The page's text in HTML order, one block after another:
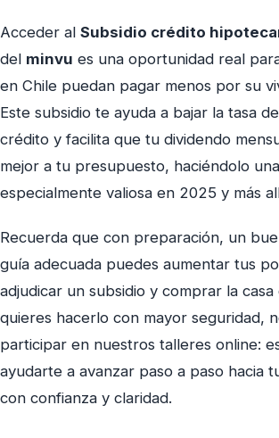
Acceder al Subsidio crédito
del minvu es una oportunidad real
en Chile puedan pagar menos por su
Este subsidio te ayuda a bajar la tasa
crédito y facilita que tu dividendo
mejor a tu presupuesto, haciéndolo
especialmente valiosa en 2025 y más
Recuerda que con preparación, un
guía adecuada puedes aumentar tus
adjudicar un subsidio y comprar la casa
quieres hacerlo con mayor seguridad,
participar en nuestros talleres online:
ayudarte a avanzar paso a paso hacia
con confianza y claridad.